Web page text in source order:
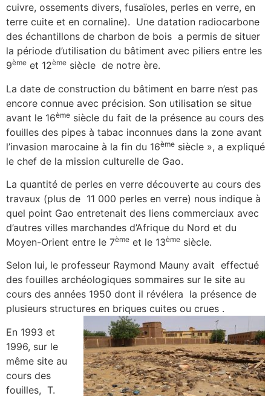
cuivre, ossements divers, fusaïoles, perles en verre, en
terre cuite et en cornaline). Une datation radiocarbone
des échantillons de charbon de bois a permis de situer
la période d’utilisation du bâtiment avec piliers entre les
9ème et 12ème siècle de notre ère.
La date de construction du bâtiment en barre n’est pas
encore connue avec précision. Son utilisation se situe
avant le 16ème siècle du fait de la présence au cours des
fouilles des pipes à tabac inconnues dans la zone avant
l’invasion marocaine à la fin du 16ème siècle », a expliqué
le chef de la mission culturelle de Gao.
La quantité de perles en verre découverte au cours des
travaux (plus de 11 000 perles en verre) nous indique à
quel point Gao entretenait des liens commerciaux avec
d’autres villes marchandes d’Afrique du Nord et du
Moyen-Orient entre le 7ème et le 13ème siècle.
Selon lui, le professeur Raymond Mauny avait effectué
des fouilles archéologiques sommaires sur le site au
cours des années 1950 dont il révélera la présence de
plusieurs structures en briques cuites ou crues .
En 1993 et
1996, sur le
même site au
cours des
fouilles, T.